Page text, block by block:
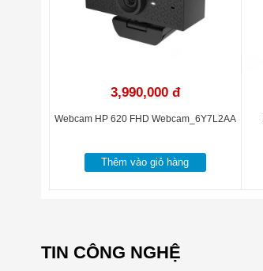
3,990,000 đ
Webcam HP 620 FHD Webcam_6Y7L2AA
Thêm vào giỏ hàng
TIN CÔNG NGHỆ